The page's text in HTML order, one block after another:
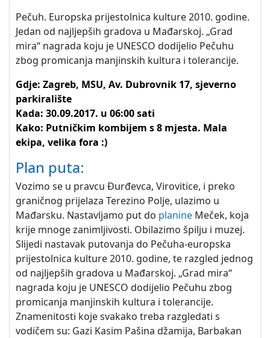
Pečuh. Europska prijestolnica kulture 2010. godine.
Jedan od najljepših gradova u Mađarskoj. „Grad
mira“ nagrada koju je UNESCO dodijelio Pečuhu
zbog promicanja manjinskih kultura i tolerancije.
Gdje: Zagreb, MSU, Av. Dubrovnik 17, sjeverno
parkiralište
Kada: 30.09.2017. u 06:00 sati
Kako: Putničkim kombijem s 8 mjesta. Mala
ekipa, velika fora :)
Plan puta:
Vozimo se u pravcu Đurđevca, Virovitice, i preko
graničnog prijelaza Terezino Polje, ulazimo u
Mađarsku. Nastavljamo put do planine Meček, koja
krije mnoge zanimljivosti. Obilazimo špilju i muzej.
Slijedi nastavak putovanja do Pečuha-europska
prijestolnica kulture 2010. godine, te razgled jednog
od najljepših gradova u Mađarskoj. „Grad mira“
nagrada koju je UNESCO dodijelio Pečuhu zbog
promicanja manjinskih kultura i tolerancije.
Znamenitosti koje svakako treba razgledati s
vodičem su: Gazi Kasim Pašina džamija, Barbakan